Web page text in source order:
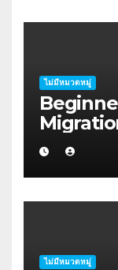
ไม่มีหมวดหมู่
for
Harbour
ไม่มีหมวดหมู่